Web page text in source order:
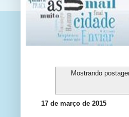
Mostrando
17 de março de 2015